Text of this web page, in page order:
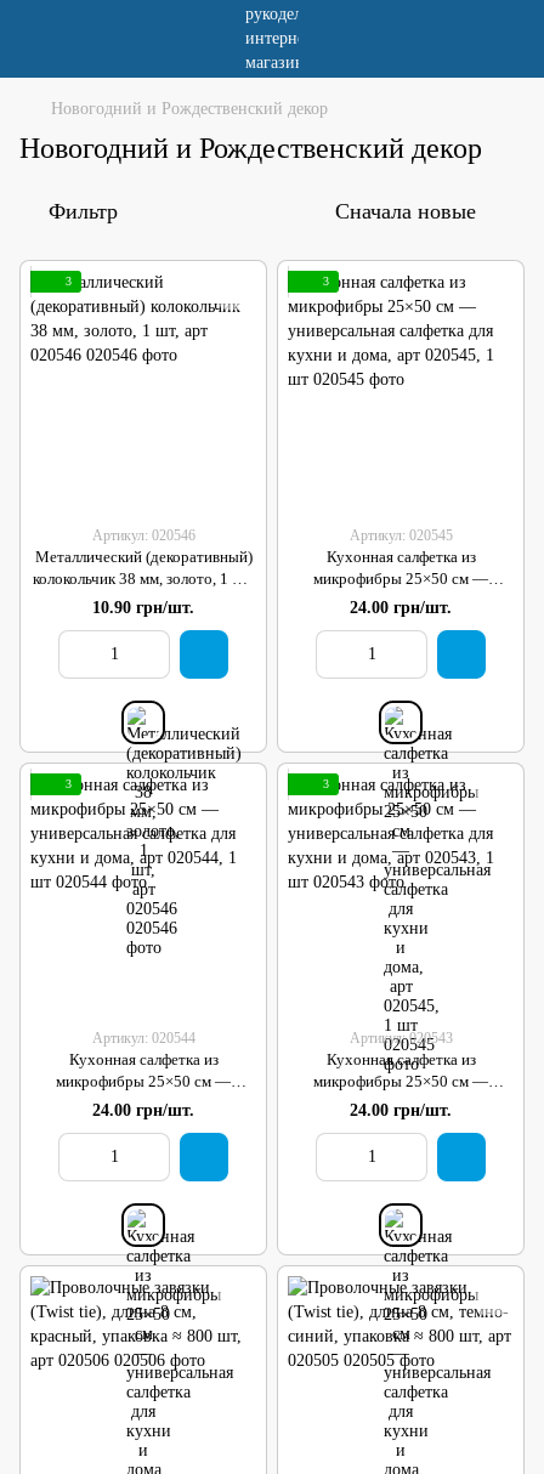
Новогодний и Рождественский декор
Новогодний и Рождественский декор
Фильтр Сначала новые
3
Артикул: 020546
Металлический (декоративный)
колокольчик 38 мм, золото, 1 шт,
арт 020546
10.90 грн/шт.
3
Артикул: 020545
Кухонная салфетка из
микрофибры 25×50 см —
универсальная салфетка для
кухни и дома, арт 020545, 1 шт
24.00 грн/шт.
3
Артикул: 020544
Кухонная салфетка из
микрофибры 25×50 см —
универсальная салфетка для
кухни и дома, арт 020544, 1 шт
24.00 грн/шт.
3
Артикул: 020543
Кухонная салфетка из
микрофибры 25×50 см —
универсальная салфетка для
кухни и дома, арт 020543, 1 шт
24.00 грн/шт.